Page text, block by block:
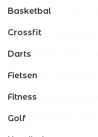
Basketbal
Crossfit
Darts
Fietsen
Fitness
Golf